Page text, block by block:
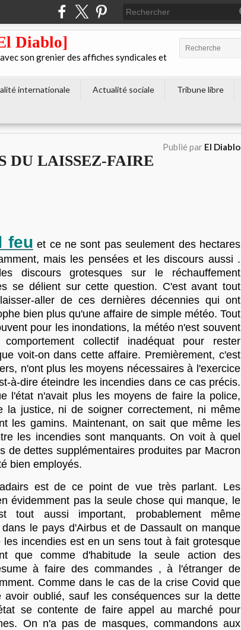
Diablo]
son grenier des affiches syndicales et
internationale Actualité sociale Tribune libre
Publié par El Diablo
DU LAISSEZ-FAIRE
feu et ce ne sont pas seulement des hectares
mais les pensées et les discours aussi .
discours grotesques sur le réchauffement
se délient sur cette question. C'est avant tout
aller de ces dernières décennies qui ont
bien plus qu'une affaire de simple météo. Tout
pour les inondations, la météo n'est souvent
collectif inadéquat pour rester
voit-on dans cette affaire. Premièrement, c'est
n'ont plus les moyens nécessaires à l'exercice
à-dire éteindre les incendies dans ce cas précis.
l'état n'avait plus les moyens de faire la police,
la justice, ni de soigner correctement, ni même
les gamins. Maintenant, on sait que même les
les incendies sont manquants. On voit à quel
de dettes supplémentaires produites par Macron
bien employés.
est de ce point de vue très parlant. Les
évidemment pas la seule chose qui manque, le
tout aussi important, probablement même
le pays d'Airbus et de Dassault on manque
les incendies est en un sens tout à fait grotesque
que comme d'habitude la seule action des
à faire des commandes , à l'étranger de
Comme dans le cas de la crise Covid que
avoir oublié, sauf les conséquences sur la dette
se contente de faire appel au marché pour
On n'a pas de masques, commandons aux